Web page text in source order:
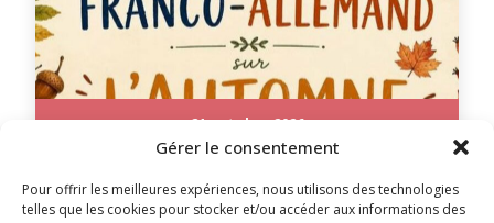
Gérer le consentement
Pour offrir les meilleures expériences, nous utilisons des technologies
telles que les cookies pour stocker et/ou accéder aux informations des
21 octobre 2026
- GRATUIT 6-12 ANS